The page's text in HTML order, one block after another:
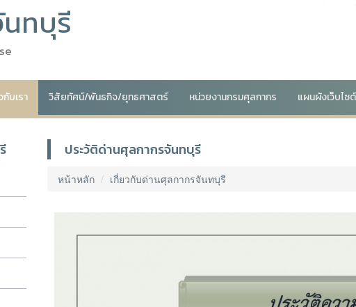
ทบุรี
กับเรา วิสัยทัศน์/พันธกิจ/ยุทธศาสตร์ หน่วยงานกรมศุลกากร แผนผังเว็บไซต์
ประวัติด่านศุลกากรจันทบุรี
หน้าหลัก เกี่ยวกับด่านศุลกากรจันทบุรี